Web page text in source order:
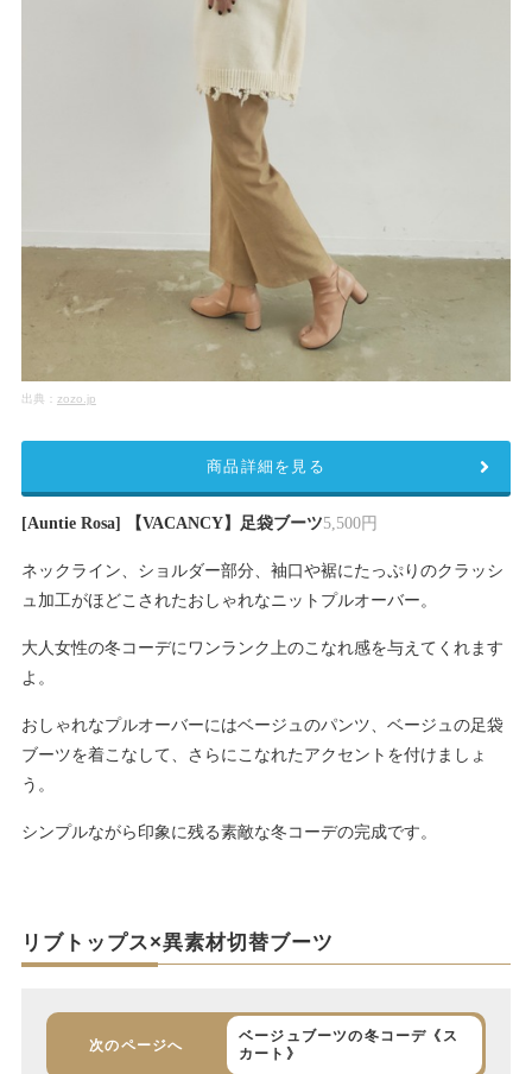
出典： zozo.jp
[Auntie Rosa] 【VACANCY】足袋ブーツ5,500円
ネックライン、ショルダー部分、袖口や裾にたっぷりのクラッシ
ュ加工がほどこされたおしゃれなニットプルオーバー。
大人女性の冬コーデにワンランク上のこなれ感を与えてくれます
よ。
おしゃれなプルオーバーにはベージュのパンツ、ベージュの足袋
ブーツを着こなして、さらにこなれたアクセントを付けましょ
う。
シンプルながら印象に残る素敵な冬コーデの完成です。
商品詳細を見る
リブトップス×異素材切替ブーツ
次のページへ
ベージュブーツの冬コーデ《ス
カート》